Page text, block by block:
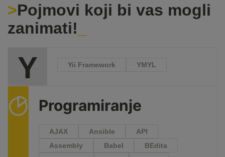
Pojmovi koji bi vas mogli
zanimati!
Y Yii Framework YMYL
Programiranje
AJAX Ansible
API
Assembly
Babel
BEdita